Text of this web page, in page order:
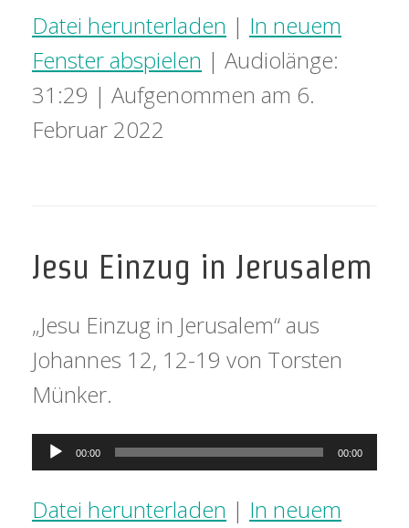
Datei herunterladen | In neuem
Fenster abspielen | Audiolänge:
31:29 | Aufgenommen am 6.
Februar 2022
Jesu Einzug in Jerusalem
„Jesu Einzug in Jerusalem“ aus
Johannes 12, 12-19 von Torsten
Münker.
Audio-
00:00 00:00
Datei herunterladen | In neuem